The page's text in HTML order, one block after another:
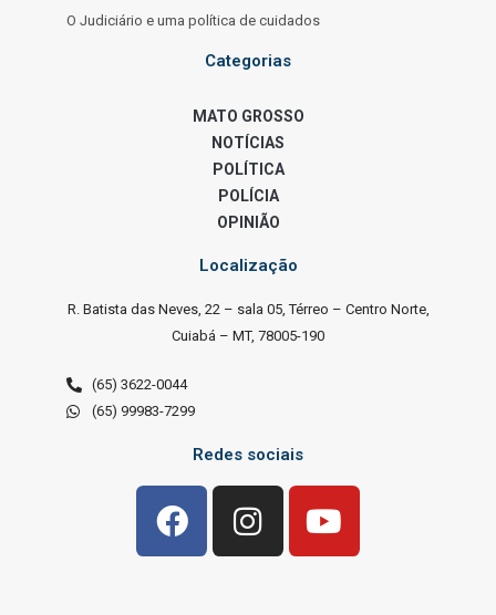
O Judiciário e uma política de cuidados
Categorias
MATO GROSSO
NOTÍCIAS
POLÍTICA
POLÍCIA
OPINIÃO
Localização
R. Batista das Neves, 22 – sala 05, Térreo – Centro Norte,
Cuiabá – MT, 78005-190
(65) 3622-0044
(65) 99983-7299
Redes sociais